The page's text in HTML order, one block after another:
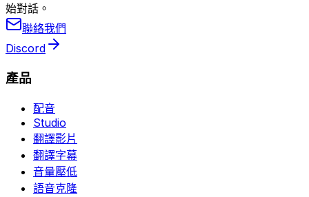
始對話。
聯絡我們
Discord
產品
配音
Studio
翻譯影片
翻譯字幕
音量壓低
語音克隆